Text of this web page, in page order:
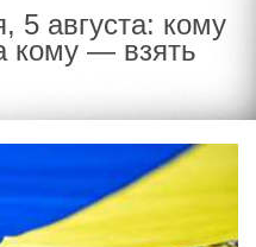
5 августа: кому
кому — взять